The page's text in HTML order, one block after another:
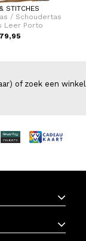
STITCHES
/ Schoudertas
Leer Porto
79,95
of zoek een winkel